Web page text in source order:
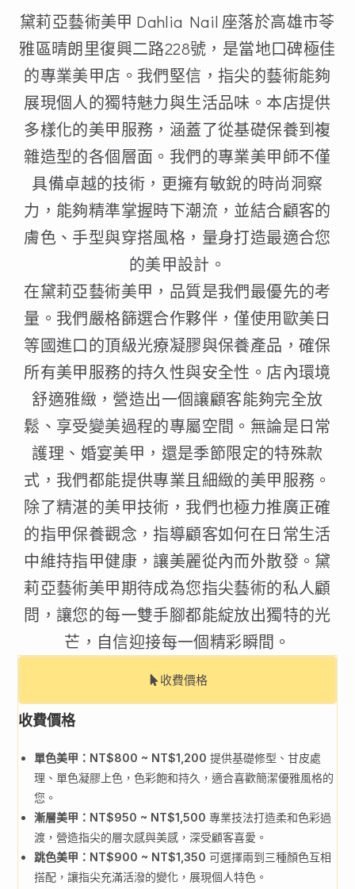
黛莉亞藝術美甲 Dahlia Nail 座落於高雄市苓
雅區晴朗里復興二路228號，是當地口碑極佳
的專業美甲店。我們堅信，指尖的藝術能夠
展現個人的獨特魅力與生活品味。本店提供
多樣化的美甲服務，涵蓋了從基礎保養到複
雜造型的各個層面。我們的專業美甲師不僅
具備卓越的技術，更擁有敏銳的時尚洞察
力，能夠精準掌握時下潮流，並結合顧客的
膚色、手型與穿搭風格，量身打造最適合您
的美甲設計。
在黛莉亞藝術美甲，品質是我們最優先的考
量。我們嚴格篩選合作夥伴，僅使用歐美日
等國進口的頂級光療凝膠與保養產品，確保
所有美甲服務的持久性與安全性。店內環境
舒適雅緻，營造出一個讓顧客能夠完全放
鬆、享受變美過程的專屬空間。無論是日常
護理、婚宴美甲，還是季節限定的特殊款
式，我們都能提供專業且細緻的美甲服務。
除了精湛的美甲技術，我們也極力推廣正確
的指甲保養觀念，指導顧客如何在日常生活
中維持指甲健康，讓美麗從內而外散發。黛
莉亞藝術美甲期待成為您指尖藝術的私人顧
問，讓您的每一雙手腳都能綻放出獨特的光
芒，自信迎接每一個精彩瞬間。
收費價格
收費價格
單色美甲：NT$800 ~ NT$1,200 提供基礎修型、甘皮處
理、單色凝膠上色，色彩飽和持久，適合喜歡簡潔優雅風格的
您。
漸層美甲：NT$950 ~ NT$1,500 專業技法打造柔和色彩過
渡，營造指尖的層次感與美感，深受顧客喜愛。
跳色美甲：NT$900 ~ NT$1,350 可選擇兩到三種顏色互相
搭配，讓指尖充滿活潑的變化，展現個人特色。